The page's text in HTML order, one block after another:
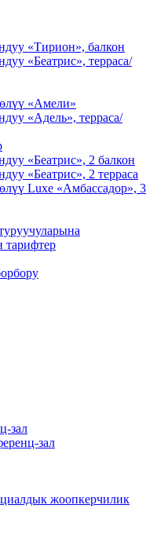
«Тирион», балкон
«Беатрис», терраса/
«Амели»
«Адель», терраса/
«Беатрис», 2 балкон
«Беатрис», 2 терраса
Luxe «Амбассадор», 3
зал
зал
жоопкерчилик